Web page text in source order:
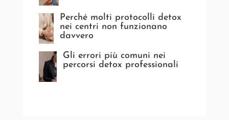
Perché molti protocolli detox
nei centri non funzionano
davvero
Gli errori più comuni nei
percorsi detox professionali